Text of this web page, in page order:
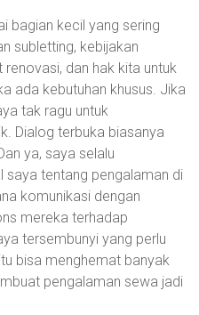
bagian kecil yang sering
subletting, kebijakan
dan hak kita untuk
ada kebutuhan khusus. Jika
tak ragu untuk
Dialog terbuka biasanya
ya, saya selalu
tentang pengalaman di
komunikasi dengan
mereka terhadap
tersembunyi yang perlu
bisa menghemat banyak
pengalaman sewa jadi